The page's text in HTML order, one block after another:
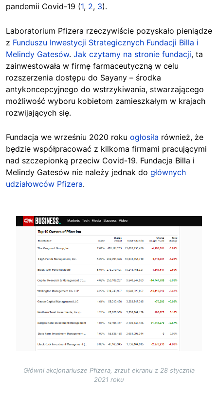
pandemii Covid-19 (1, 2, 3).
Laboratorium Pfizera rzeczywiście pozyskało pieniądze
z Funduszu Inwestycji Strategicznych Fundacji Billa i
Melindy Gatesów. Jak czytamy na stronie fundacji, ta
zainwestowała w firmę farmaceutyczną w celu
rozszerzenia dostępu do Sayany – środka
antykoncepcyjnego do wstrzykiwania, stwarzającego
możliwość wyboru kobietom zamieszkałym w krajach
rozwijających się.
Fundacja we wrześniu 2020 roku ogłosiła również, że
będzie współpracować z kilkoma firmami pracującymi
nad szczepionką przeciw Covid-19. Fundacja Billa i
Melindy Gatesów nie należy jednak do głównych
udziałowców Pfizera.
Image
Główni akcjonariusze Pfizera, zrzut ekranu z 28 stycznia
2021 roku